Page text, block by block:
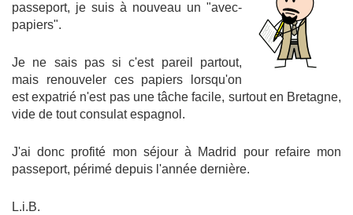
passeport, je suis à nouveau un "avec-
papiers".
Je ne sais pas si c'est pareil partout,
mais renouveler ces papiers lorsqu'on
est expatrié n'est pas une tâche facile, surtout en Bretagne,
vide de tout consulat espagnol.
J'ai donc profité mon séjour à Madrid pour refaire mon
passeport, périmé depuis l'année dernière.
L.i.B.